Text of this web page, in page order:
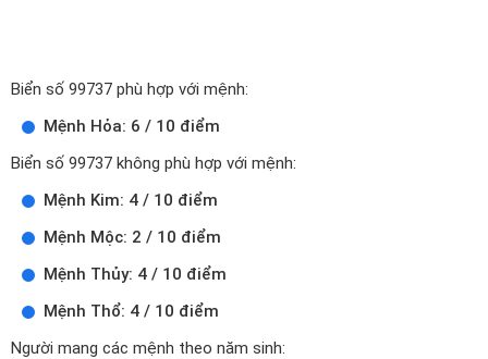
Biển số 99737 phù hợp với mệnh:
Mệnh Hỏa: 6 / 10 điểm
Biển số 99737 không phù hợp với mệnh:
Mệnh Kim: 4 / 10 điểm
Mệnh Mộc: 2 / 10 điểm
Mệnh Thủy: 4 / 10 điểm
Mệnh Thổ: 4 / 10 điểm
Người mang các mệnh theo năm sinh: